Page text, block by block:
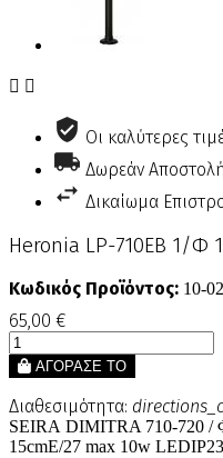
 
Οι καλύτερες
Δωρεάν
Δικαίωμα
Heronia LP-710ΕΒ 1/Φ
Κωδικός Προϊόντος: 10-
65,00 €
ΑΓΟΡΑΣΕ ΤΟ
Διαθεσιμότητα:
SEIRA DIMITRA 710-720 /
15cmE/27 max 10w